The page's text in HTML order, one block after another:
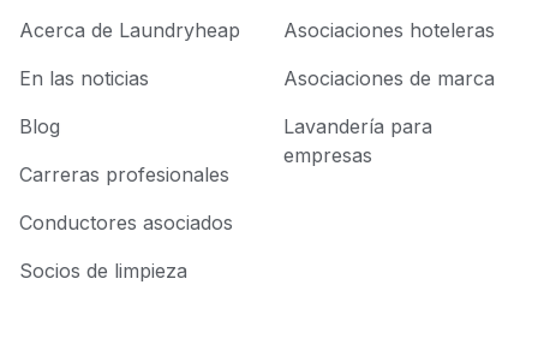
Acerca de Laundryheap
En las noticias
Blog
Carreras profesionales
Conductores asociados
Socios de limpieza
Asociaciones hoteleras
Asociaciones de marca
Lavandería para
empresas